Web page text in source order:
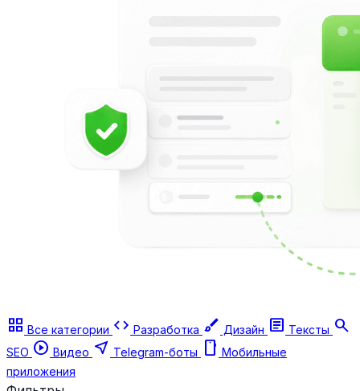
grid_view Все категории code Разработка brush Дизайн article Тексты search
SEO play_circle Видео near_me Telegram-боты smartphone Мобильные
приложения